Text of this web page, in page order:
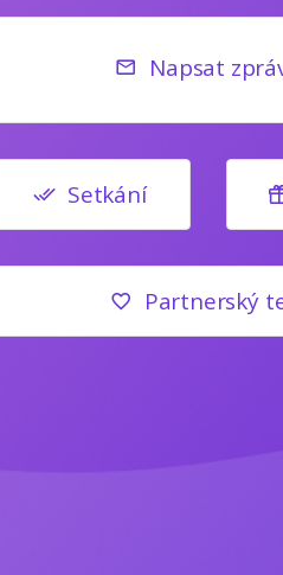
Napsat
Setkání
Partnerský